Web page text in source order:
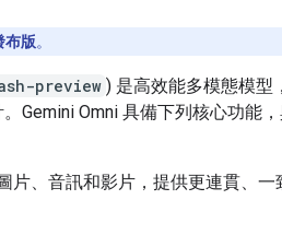
布版。
preview ) 是高效能多模態模型
Gemini Omni 具備下列核心功能
片、音訊和影片，提供更連貫、一